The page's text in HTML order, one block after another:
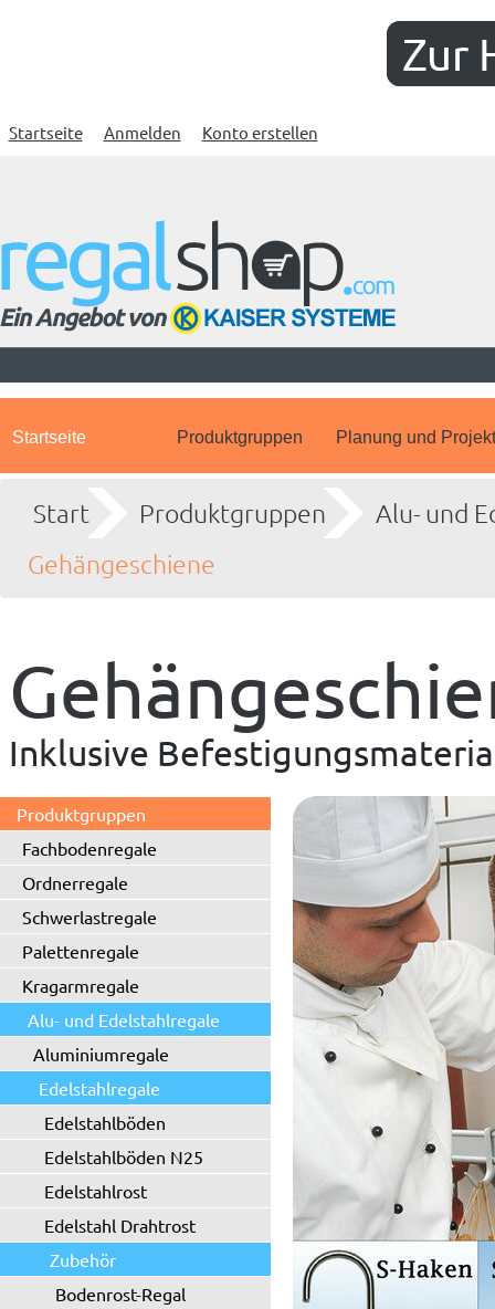
Zur
Startseite Anmelden Konto erstellen
Startseite Produktgruppen Planung und
Start Produktgruppen
Alu- und
Gehängeschiene
Inklusive
Produktgruppen
Fachbodenregale
Ordnerregale
Schwerlastregale
Palettenregale
Kragarmregale
Alu- und Edelstahlregale
Aluminiumregale
Edelstahlregale
Edelstahlböden
Edelstahlböden N25
Edelstahlrost
Edelstahl Drahtrost
Zubehör
Bodenrost-Regal